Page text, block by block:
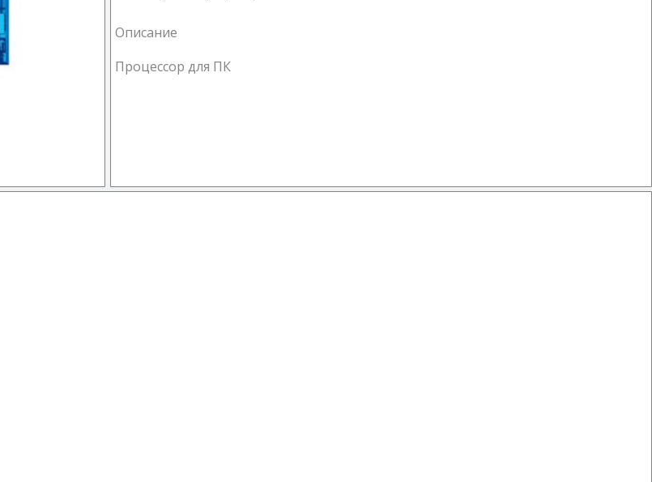
Описание
Процессор для ПК